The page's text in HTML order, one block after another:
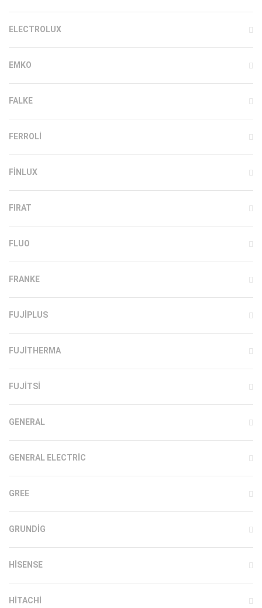
ELECTROLUX
EMKO
FALKE
FERROLI
FINLUX
FIRAT
FLUO
FRANKE
FUJIPLUS
FUJITHERMA
FUJITSI
GENERAL
GENERAL ELECTRIC
GREE
GRUNDIG
HISENSE
HITACHI